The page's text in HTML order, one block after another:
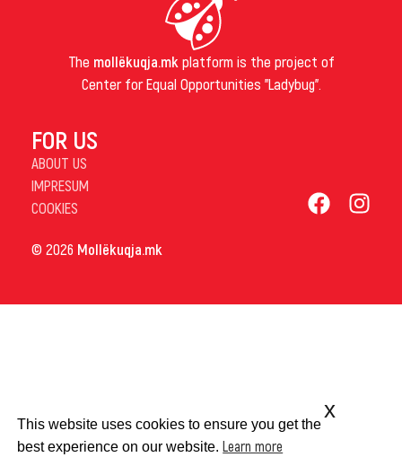
The mollëkuqja.mk platform is the project of
Center for Equal Opportunities "Ladybug".
FOR US
ABOUT US
IMPRESUM
COOKIES
© 2026 Mollëkuqja.mk
This website uses cookies to ensure you get the
best experience on our website. Learn more
x